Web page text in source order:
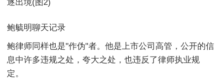
鲍毓明聊天记录
鲍律师同样也是"作伪"者。他是上市公司高管，公开的信
息中许多违规之处，夸大之处，也违反了律师执业规
定。